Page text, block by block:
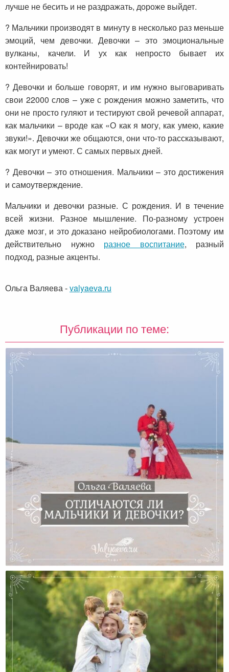
лучше не бесить и не раздражать, дороже выйдет.
? Мальчики производят в минуту в несколько раз меньше
эмоций, чем девочки. Девочки – это эмоциональные
вулканы, качели. И ух как непросто бывает их
контейнировать!
? Девочки и больше говорят, и им нужно выговаривать
свои 22000 слов – уже с рождения можно заметить, что
они не просто гуляют и тестируют свой речевой аппарат,
как мальчики – вроде как «О как я могу, как умею, какие
звуки!». Девочки же общаются, они что-то рассказывают,
как могут и умеют. С самых первых дней.
? Девочки – это отношения. Мальчики – это достижения
и самоутверждение.
Мальчики и девочки разные. С рождения. И в течение
всей жизни. Разное мышление. По-разному устроен
даже мозг, и это доказано нейробиологами. Поэтому им
действительно нужно разное воспитание, разный
подход, разные акценты.
Ольга Валяева-valyaeva.ru
Публикации по теме:
Отличаются Ли Мальчики И Девочки?